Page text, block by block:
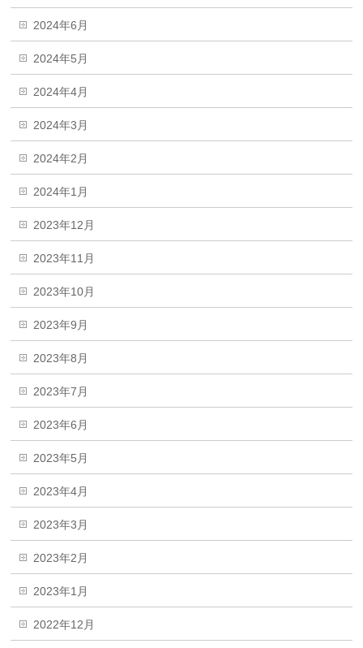
2024年6月
2024年5月
2024年4月
2024年3月
2024年2月
2024年1月
2023年12月
2023年11月
2023年10月
2023年9月
2023年8月
2023年7月
2023年6月
2023年5月
2023年4月
2023年3月
2023年2月
2023年1月
2022年12月